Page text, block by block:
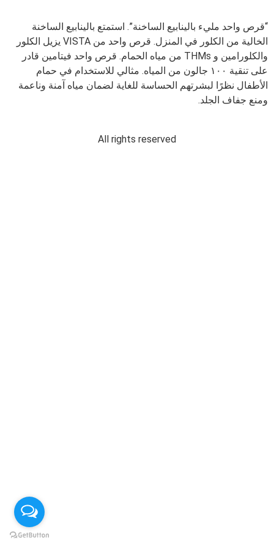
“قرص واحد مليء بالينابيع الساخنة”. استمتع بالينابيع الساخنة
الخالية من الكلور في المنزل. قرص واحد من VISTA يزيل الكلور
والكلورامين و THMs من مياه الحمام. قرص واحد فيتامين قادر
على تنقية ١٠٠ جالون من المياه. مثالي للاستخدام في حمام
الأطفال نظرًا لبشرتهم الحساسة للغاية لضمان مياه آمنة وناعمة
ومنع جفاف الجلد.
All rights reserved